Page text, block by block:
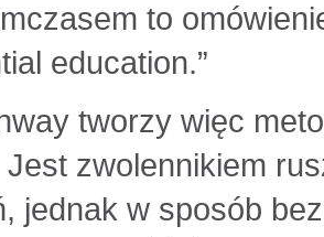
to
education.”
tworzy więc
Jest zwolennikiem
jednak w sposób